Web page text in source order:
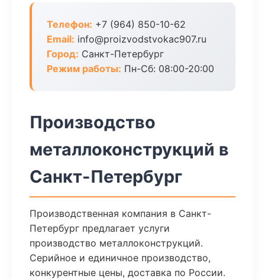
Телефон: +7 (964) 850-10-62
Email: info@proizvodstvokac907.ru
Город: Санкт-Петербург
Режим работы: Пн-Сб: 08:00-20:00
Производство
металлоконструкций в
Санкт-Петербург
Производственная компания в Санкт-
Петербург предлагает услуги
производство металлоконструкций.
Серийное и единичное производство,
конкурентные цены, доставка по России.